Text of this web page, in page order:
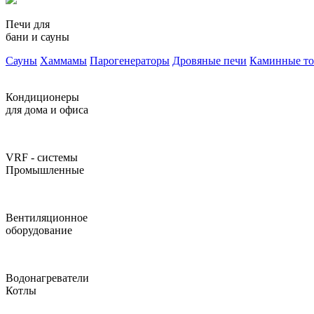
Печи для
бани и сауны
Сауны Хаммамы Парогенераторы Дровяные печи Каминные
Кондиционеры
для дома и офиса
VRF - системы
Промышленные
Вентиляционное
оборудование
Водонагреватели
Котлы